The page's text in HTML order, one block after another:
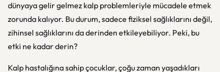
dünyaya gelir gelmez kalp problemleriyle mücadele etmek
zorunda kalıyor. Bu durum, sadece fiziksel sağlıklarını değil,
zihinsel sağlıklarını da derinden etkileyebiliyor. Peki, bu
etki ne kadar derin?
Kalp hastalığına sahip çocuklar, çoğu zaman yaşadıkları